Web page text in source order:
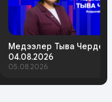
Медээлер Тыва Черде
04.08.2026
05.08.2026